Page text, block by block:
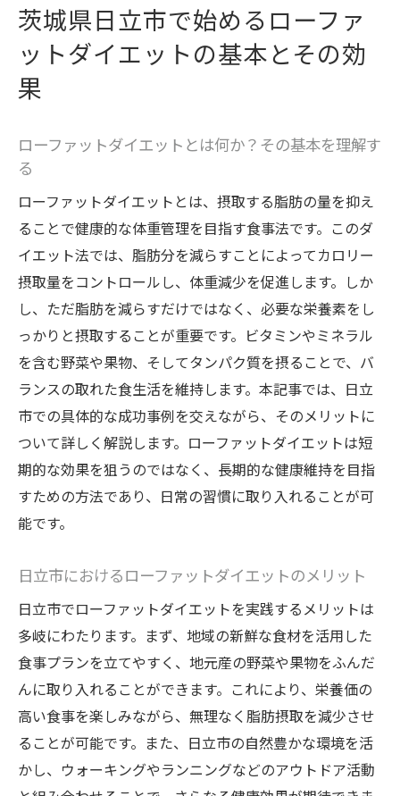
バランスの取れた食事がもたらす心身の変
化
ローファットダイエットがサポートする健
ローファットダイエットで健康的に体重を減ら
す方法
日立市でのローファットダイエットの実践
方法
効果的な食材選びとそのレシピ
日常生活に取り入れる運動とその重要性
ダイエットを続けるためのモチベーション
維持法
専門家が教える日々の体重管理のポイント
食事と運動のバランスを保つためのアドバ
イス
パーソナルジムTriggerが提供する日立市でのダ
実際の成功事例から学ぶローファットダイ
個別プランで成功した会員の声とその変化
パーソナルジムでのサポートがもたらす結
果
トレーナーと共に乗り越えたダイエットの
壁
カスタマイズされたプログラムの成功要因
茨城県日立市で始めるローファ
ットダイエットの基本とその効
果
ローファットダイエットとは何か？その基本を理解す
る
ローファットダイエットとは、摂取する脂肪の量を抑え
ることで健康的な体重管理を目指す食事法です。このダ
イエット法では、脂肪分を減らすことによってカロリー
摂取量をコントロールし、体重減少を促進します。しか
し、ただ脂肪を減らすだけではなく、必要な栄養素をし
っかりと摂取することが重要です。ビタミンやミネラル
を含む野菜や果物、そしてタンパク質を摂ることで、バ
ランスの取れた食生活を維持します。本記事では、日立
市での具体的な成功事例を交えながら、そのメリットに
ついて詳しく解説します。ローファットダイエットは短
期的な効果を狙うのではなく、長期的な健康維持を目指
すための方法であり、日常の習慣に取り入れることが可
能です。
日立市におけるローファットダイエットのメリット
日立市でローファットダイエットを実践するメリットは
多岐にわたります。まず、地域の新鮮な食材を活用した
食事プランを立てやすく、地元産の野菜や果物をふんだ
んに取り入れることができます。これにより、栄養価の
高い食事を楽しみながら、無理なく脂肪摂取を減少させ
ることが可能です。また、日立市の自然豊かな環境を活
かし、ウォーキングやランニングなどのアウトドア活動